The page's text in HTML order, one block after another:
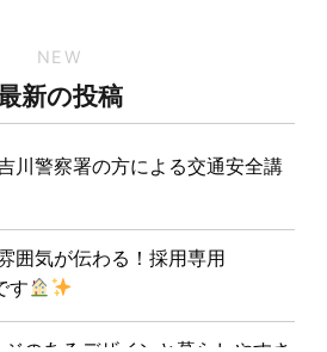
NEW
新の投稿
川警察署の方による交通安全講
囲気が伝わる！採用専用
す